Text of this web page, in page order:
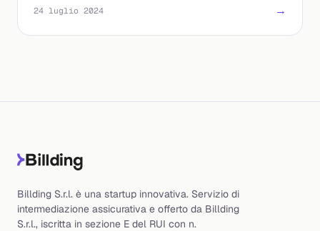
24 luglio 2024 →
Billding S.r.l. è una startup innovativa. Servizio di
intermediazione assicurativa e offerto da Billding
S.r.l., iscritta in sezione E del RUI con n.